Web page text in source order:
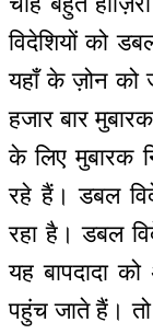
विदेशियों को
यहाँ के ज़ोन को
हजार बार
के लिए मुबारक
रहे हैं। डबल
रहा है। डबल
यह बापदादा
पहुंच जाते हैं।